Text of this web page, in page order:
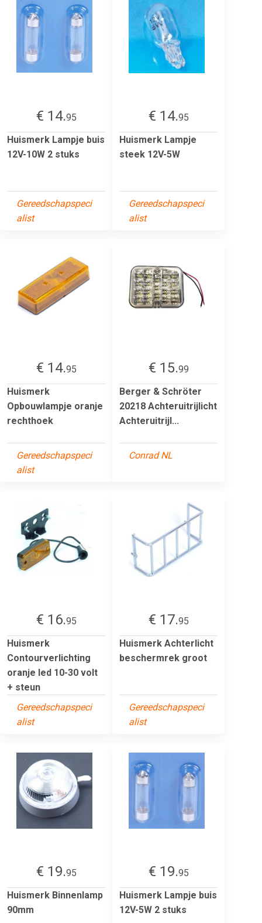
€ 14.95
Huismerk Lampje buis
12V-10W 2 stuks
Gereedschapspeci
alist
€ 14.95
Huismerk Lampje
steek 12V-5W
Gereedschapspeci
alist
€ 14.95
Huismerk
Opbouwlampje oranje
rechthoek
Gereedschapspeci
alist
€ 15.99
Berger & Schröter
20218 Achteruitrijlicht
Achteruitrijl...
Conrad NL
€ 16.95
Huismerk
Contourverlichting
oranje led 10-30 volt
+ steun
Gereedschapspeci
alist
€ 17.95
Huismerk Achterlicht
beschermrek groot
Gereedschapspeci
alist
€ 19.95
Huismerk Binnenlamp
90mm
€ 19.95
Huismerk Lampje buis
12V-5W 2 stuks